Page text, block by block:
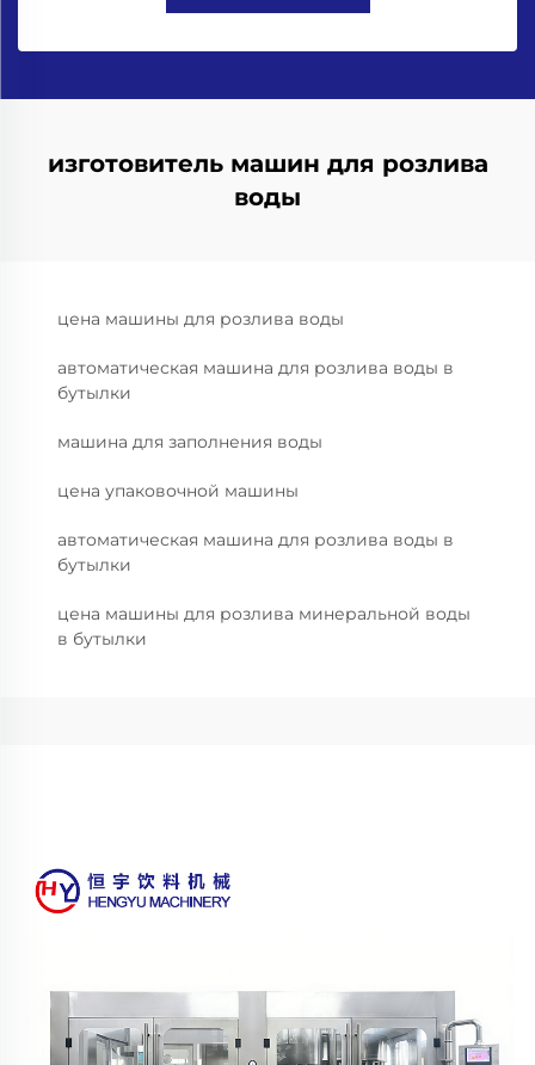
изготовитель машин для розлива
воды
цена машины для розлива воды
автоматическая машина для розлива воды в
бутылки
машина для заполнения воды
цена упаковочной машины
автоматическая машина для розлива воды в
бутылки
цена машины для розлива минеральной воды
в бутылки